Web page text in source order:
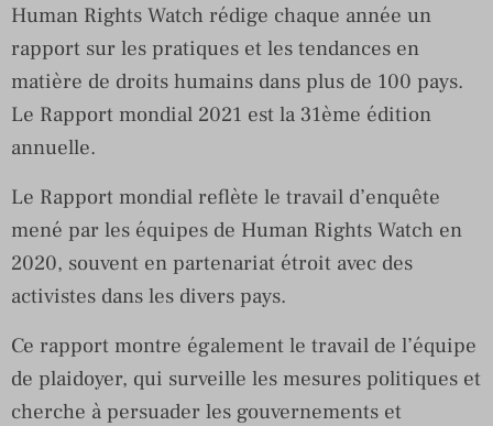
Human Rights Watch rédige chaque année un
rapport sur les pratiques et les tendances en
matière de droits humains dans plus de 100 pays.
Le Rapport mondial 2021 est la 31ème édition
annuelle.
Le Rapport mondial reflète le travail d’enquête
mené par les équipes de Human Rights Watch en
2020, souvent en partenariat étroit avec des
activistes dans les divers pays.
Ce rapport montre également le travail de l’équipe
de plaidoyer, qui surveille les mesures politiques et
cherche à persuader les gouvernements et